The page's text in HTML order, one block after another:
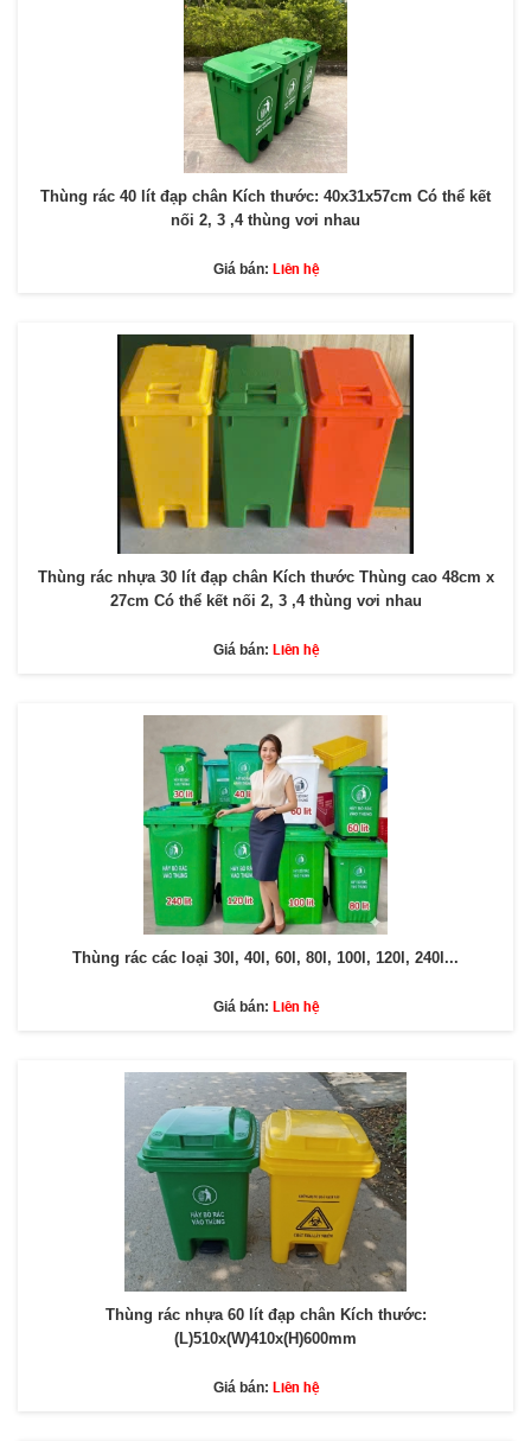
Thùng rác 40 lít đạp chân Kích thước: 40x31x57cm Có thể kết
nối 2, 3 ,4 thùng vơi nhau
Giá bán: Liên hệ
Thùng rác nhựa 30 lít đạp chân Kích thước Thùng cao 48cm x
27cm Có thể kết nối 2, 3 ,4 thùng vơi nhau
Giá bán: Liên hệ
Thùng rác các loại 30l, 40l, 60l, 80l, 100l, 120l, 240l...
Giá bán: Liên hệ
Thùng rác nhựa 60 lít đạp chân Kích thước:
(L)510x(W)410x(H)600mm
Giá bán: Liên hệ